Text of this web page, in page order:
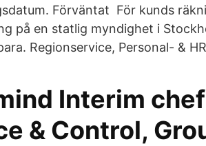
Förväntat För kunds
på en statlig myndighet i
Regionservice, Personal- &
Interim
& Control,